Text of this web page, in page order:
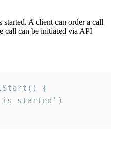
A client can order a call
call can be initiated via API
{
started')